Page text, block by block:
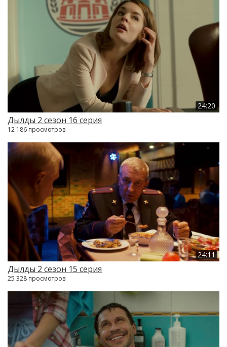
24:20
Дылды 2 сезон 16 серия
12 186 просмотров
24:11
Дылды 2 сезон 15 серия
25 328 просмотров